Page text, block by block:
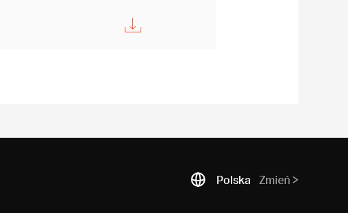
Polska Zmień